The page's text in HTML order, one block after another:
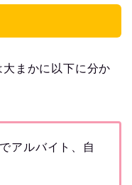
まかに以下に分か
アルバイト、自